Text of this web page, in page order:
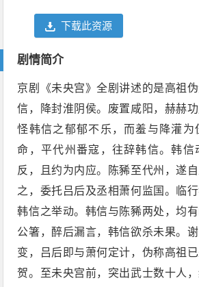
下载此资源
剧情简介
京剧《未央宫》全剧讲述的是高祖
信，降封淮阴侯。废置咸阳，赫赫
怪韩信之郁郁不乐，而羞与降灌为
命，平代州番寇，往辞韩信。韩信
反，且约为内应。陈豨至代州，遂
之，委托吕后及丞相萧何监国。临
韩信之举动。韩信与陈豨两处，均
公箸，醉后漏言，韩信欲杀未果。
变，吕后即与萧何定计，伪称高祖
贺。至未央宫前，突出武士数十人